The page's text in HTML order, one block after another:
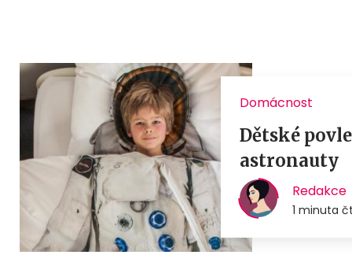
Domácnost
Dětské
astronauty
Redakce
1 minuta